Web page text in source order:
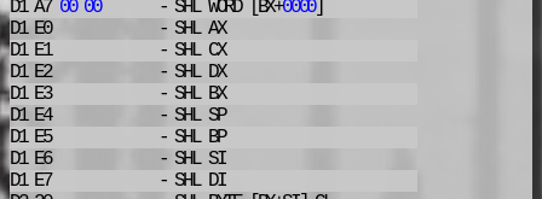
D1 A7 00 00 - SHLWORD [BX+0000]
D1 E0
- SHLAX
D1 E1
- SHLCX
D1 E2
- SHLDX
D1 E3
- SHLBX
D1 E4
- SHLSP
D1 E5
- SHLBP
D1 E6
- SHLSI
D1 E7
- SHLDI